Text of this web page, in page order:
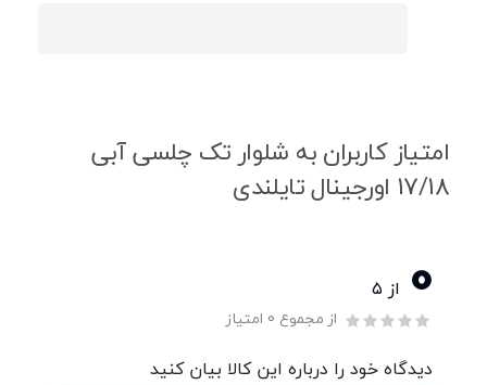
امتیاز کاربران به شلوار تک چلسی آبی
17/18 اورجینال تایلندی
0 از ۵
از مجموع 0 امتیاز
دیدگاه خود را درباره این کالا بیان کنید